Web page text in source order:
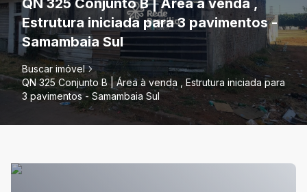
QN 325 Conjunto B | Área à venda ,
Estrutura iniciada para 3 pavimentos -
Samambaia Sul
Buscar imóvel
QN 325 Conjunto B | Área à venda , Estrutura iniciada para
3 pavimentos - Samambaia Sul